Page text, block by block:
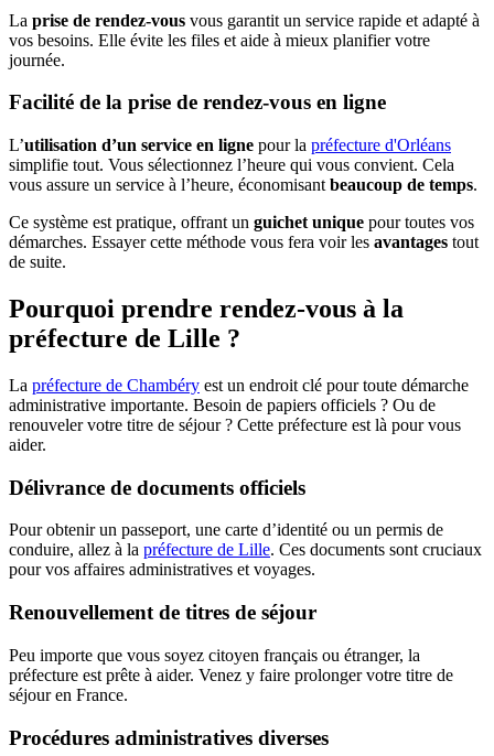
La prise de rendez-vous vous garantit un service rapide et adapté à
vos besoins. Elle évite les files et aide à mieux planifier votre
journée.
Facilité de la prise de rendez-vous en ligne
L’utilisation d’un service en ligne pour la préfecture d'Orléans
simplifie tout. Vous sélectionnez l’heure qui vous convient. Cela
vous assure un service à l’heure, économisant beaucoup de temps.
Ce système est pratique, offrant un guichet unique pour toutes vos
démarches. Essayer cette méthode vous fera voir les avantages tout
de suite.
Pourquoi prendre rendez-vous à la
préfecture de Lille ?
La préfecture de Chambéry est un endroit clé pour toute démarche
administrative importante. Besoin de papiers officiels ? Ou de
renouveler votre titre de séjour ? Cette préfecture est là pour vous
aider.
Délivrance de documents officiels
Pour obtenir un passeport, une carte d’identité ou un permis de
conduire, allez à la préfecture de Lille. Ces documents sont cruciaux
pour vos affaires administratives et voyages.
Renouvellement de titres de séjour
Peu importe que vous soyez citoyen français ou étranger, la
préfecture est prête à aider. Venez y faire prolonger votre titre de
séjour en France.
Procédures administratives diverses